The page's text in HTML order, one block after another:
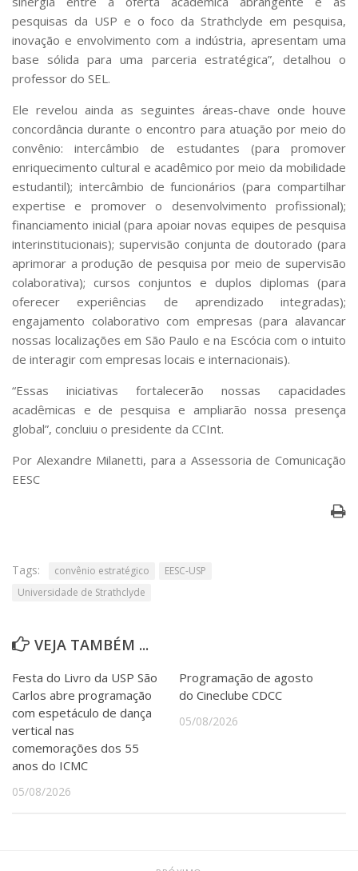
pesquisas da USP e o foco da Strathclyde em pesquisa,
inovação e envolvimento com a indústria, apresentam uma
base sólida para uma parceria estratégica”, detalhou o
professor do SEL.
Ele revelou ainda as seguintes áreas-chave onde houve
concordância durante o encontro para atuação por meio do
convênio: intercâmbio de estudantes (para promover
enriquecimento cultural e acadêmico por meio da mobilidade
estudantil); intercâmbio de funcionários (para compartilhar
expertise e promover o desenvolvimento profissional);
financiamento inicial (para apoiar novas equipes de pesquisa
interinstitucionais); supervisão conjunta de doutorado (para
aprimorar a produção de pesquisa por meio de supervisão
colaborativa); cursos conjuntos e duplos diplomas (para
oferecer experiências de aprendizado integradas);
engajamento colaborativo com empresas (para alavancar
nossas localizações em São Paulo e na Escócia com o intuito
de interagir com empresas locais e internacionais).
“Essas iniciativas fortalecerão nossas capacidades
acadêmicas e de pesquisa e ampliarão nossa presença
global”, concluiu o presidente da CCInt.
Por Alexandre Milanetti, para a Assessoria de Comunicação
EESC
Tags: convênio estratégico
EESC-USP
Universidade de Strathclyde
VEJA TAMBÉM ...
Festa do Livro da USP São
Carlos abre programação
com espetáculo de dança
vertical nas
comemorações dos 55
anos do ICMC
05/08/2026
Programação de agosto
do Cineclube CDCC
05/08/2026